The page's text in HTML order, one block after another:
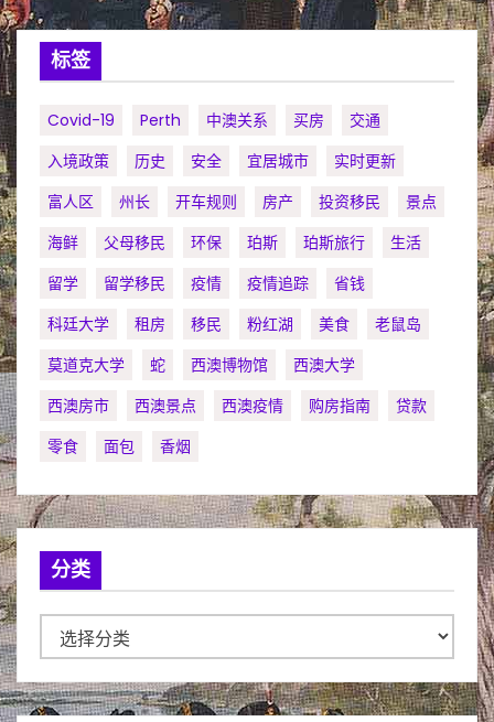
标签
Covid-19 Perth 中澳关系 买房
交通
入境政策
历史 安全 宜居城市
实时更新
富人区
州长 开车规则 房产 投资移民
景点
海鲜
父母移民 环保 珀斯 珀斯旅行
生活
留学
留学移民 疫情 疫情追踪
省钱
科廷大学
租房 移民 粉红湖 美食
老鼠岛
莫道克大学
蛇 西澳博物馆
西澳大学
西澳房市
西澳景点 西澳疫情 购房指南
贷款
零食
面包 香烟
分类
类